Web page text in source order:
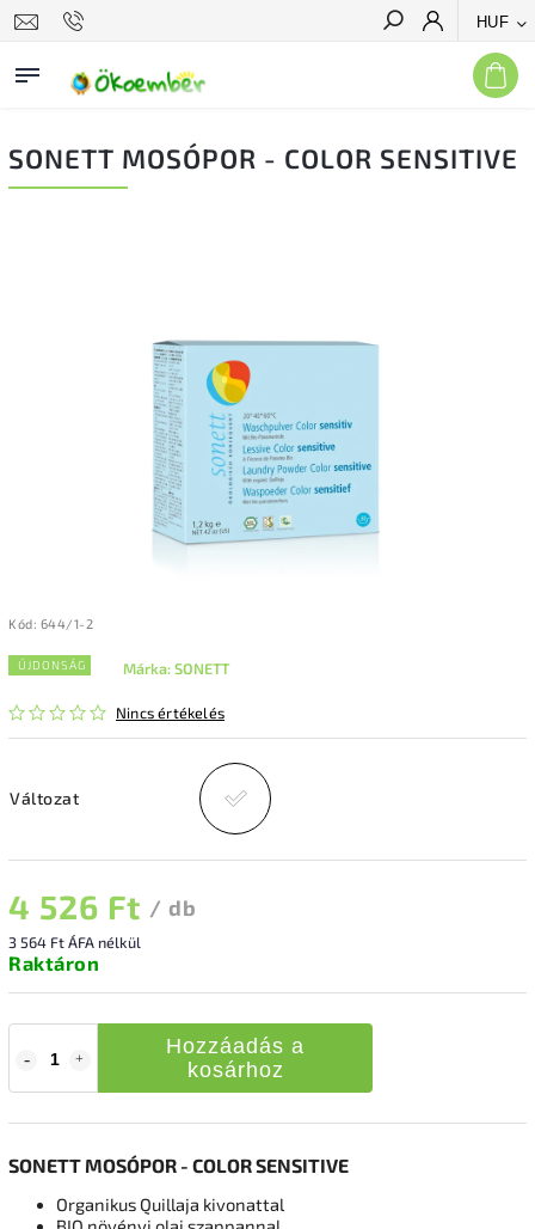
HUF
Keresés
SONETT MOSÓPOR - COLOR SENSITIVE
Kód: 644/1-2
ÚJDONSÁG
Nincs értékelés
Márka:SONETT
Változat
4 526 Ft / db
3 564 Ft ÁFA nélkül
Raktáron
Hozzáadás a
kosárhoz
SONETT MOSÓPOR - COLOR SENSITIVE
Organikus Quillaja kivonattal